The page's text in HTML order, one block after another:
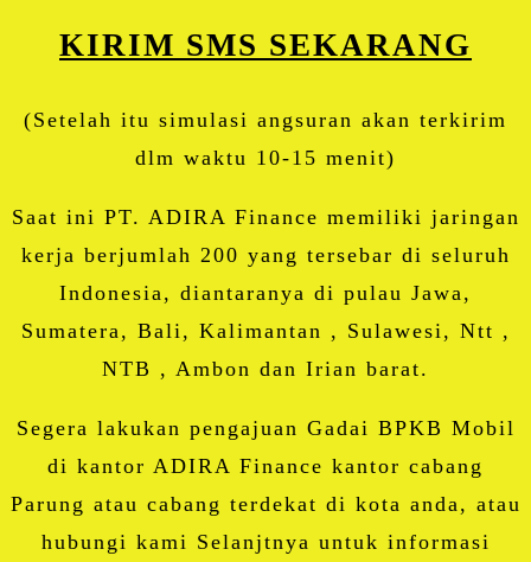
KIRIM SMS SEKARANG
(Setelah itu simulasi angsuran akan terkirim
dlm waktu 10-15 menit)
Saat ini PT. ADIRA Finance memiliki jaringan
kerja berjumlah 200 yang tersebar di seluruh
Indonesia, diantaranya di pulau Jawa,
Sumatera, Bali, Kalimantan , Sulawesi, Ntt ,
NTB , Ambon dan Irian barat.
Segera lakukan pengajuan Gadai BPKB Mobil
di kantor ADIRA Finance kantor cabang
Parung atau cabang terdekat di kota anda, atau
hubungi kami Selanjtnya untuk informasi